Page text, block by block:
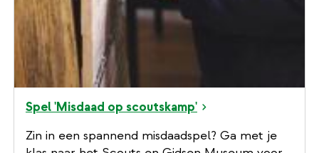
Spel 'Misdaad op scoutskamp'
Zin in een spannend misdaadspel? Ga met je